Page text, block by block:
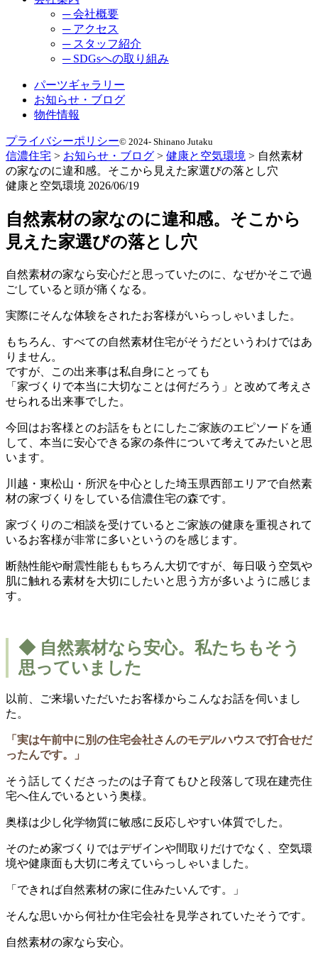
─ 会社概要
─ アクセス
─ スタッフ紹介
─ SDGsへの取り組み
パーツギャラリー
お知らせ・ブログ
物件情報
プライバシーポリシー© 2024- Shinano Jutaku
信濃住宅 > お知らせ・ブログ > 健康と空気環境 > 自然素材
の家なのに違和感。そこから見えた家選びの落とし穴
健康と空気環境 2026/06/19
自然素材の家なのに違和感。そこから
見えた家選びの落とし穴
自然素材の家なら安心だと思っていたのに、なぜかそこで過
ごしていると頭が痛くなる。
実際にそんな体験をされたお客様がいらっしゃいました。
もちろん、すべての自然素材住宅がそうだというわけではあ
りません。
ですが、この出来事は私自身にとっても
「家づくりで本当に大切なことは何だろう」と改めて考えさ
せられる出来事でした。
今回はお客様とのお話をもとにしたご家族のエピソードを通
して、本当に安心できる家の条件について考えてみたいと思
います。
川越・東松山・所沢を中心とした埼玉県西部エリアで自然素
材の家づくりをしている信濃住宅の森です。
家づくりのご相談を受けているとご家族の健康を重視されて
いるお客様が非常に多いというのを感じます。
断熱性能や耐震性能ももちろん大切ですが、毎日吸う空気や
肌に触れる素材を大切にしたいと思う方が多いように感じま
す。
◆ 自然素材なら安心。私たちもそう
思っていました
以前、ご来場いただいたお客様からこんなお話を伺いまし
た。
「実は午前中に別の住宅会社さんのモデルハウスで打合せだ
ったんです。」
そう話してくださったのは子育てもひと段落して現在建売住
宅へ住んでいるという奥様。
奥様は少し化学物質に敏感に反応しやすい体質でした。
そのため家づくりではデザインや間取りだけでなく、空気環
境や健康面も大切に考えていらっしゃいました。
「できれば自然素材の家に住みたいんです。」
そんな思いから何社か住宅会社を見学されていたそうです。
自然素材の家なら安心。